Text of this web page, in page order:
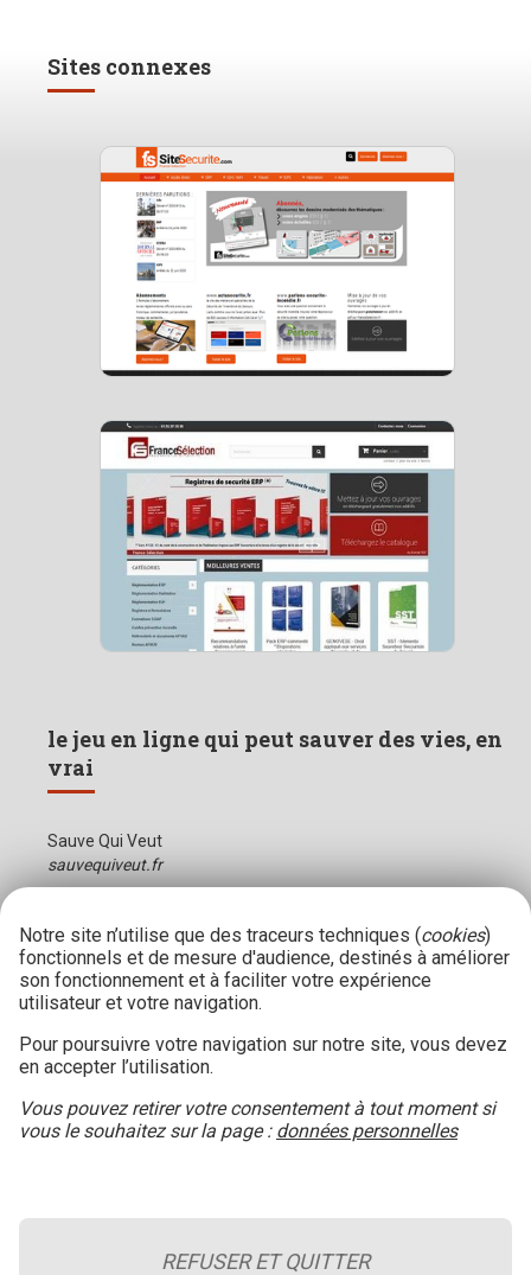
Sites connexes
le jeu en ligne qui peut sauver des vies, en
vrai
Sauve Qui Veut
sauvequiveut.fr
Notre site n’utilise que des traceurs techniques (cookies)
fonctionnels et de mesure d'audience, destinés à améliorer
son fonctionnement et à faciliter votre expérience
utilisateur et votre navigation.
Pour poursuivre votre navigation sur notre site, vous devez
en accepter l’utilisation.
Vous pouvez retirer votre consentement à tout moment si
vous le souhaitez sur la page : données personnelles
REFUSER ET QUITTER